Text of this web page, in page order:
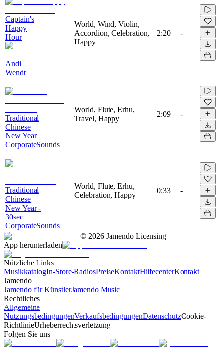
Captain's
Happy
Hour
Andi
Wendt
World, Wind, Violin,
Accordion, Celebration,
Happy
2:20 -
Traditional
Chinese
New Year
CorporateSounds
World, Flute, Erhu,
Travel, Happy
2:09 -
Traditional
Chinese
New Year -
30sec
CorporateSounds
World, Flute, Erhu,
Celebration, Happy
0:33 -
© 2026 Jamendo Licensing
App herunterladen
Nützliche Links
MusikkatalogIn-Store-RadiosPreiseKontaktHilfecenterKontakt
Jamendo
Jamendo für KünstlerJamendo Music
Rechtliches
Allgemeine
NutzungsbedingungenVerkaufsbedingungenDatenschutzCookie-
RichtlinieUrheberrechtsverletzung
Folgen Sie uns